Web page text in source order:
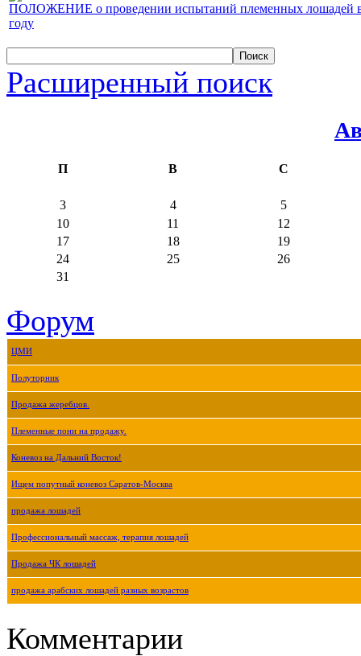
ПОЛОЖЕНИЕ о проведении испытаний племенных лошадей
году
Расширенный поиск
П В С
3 4
5
10
11
12
17
18
19
24
25
26
31
Форум
ЦМИ
Полуторник
Продажа жеребцов.
Племенные пони на продажу.
Коневоз на Дальний Восток!
Ищем попутный коневоз Саратов-Москва
продажа лошадей
Профессиональный массаж, терапия лошадей
Продажа ЧК лошадей
продажа арабских лошадей разных возрастов
Комментарии